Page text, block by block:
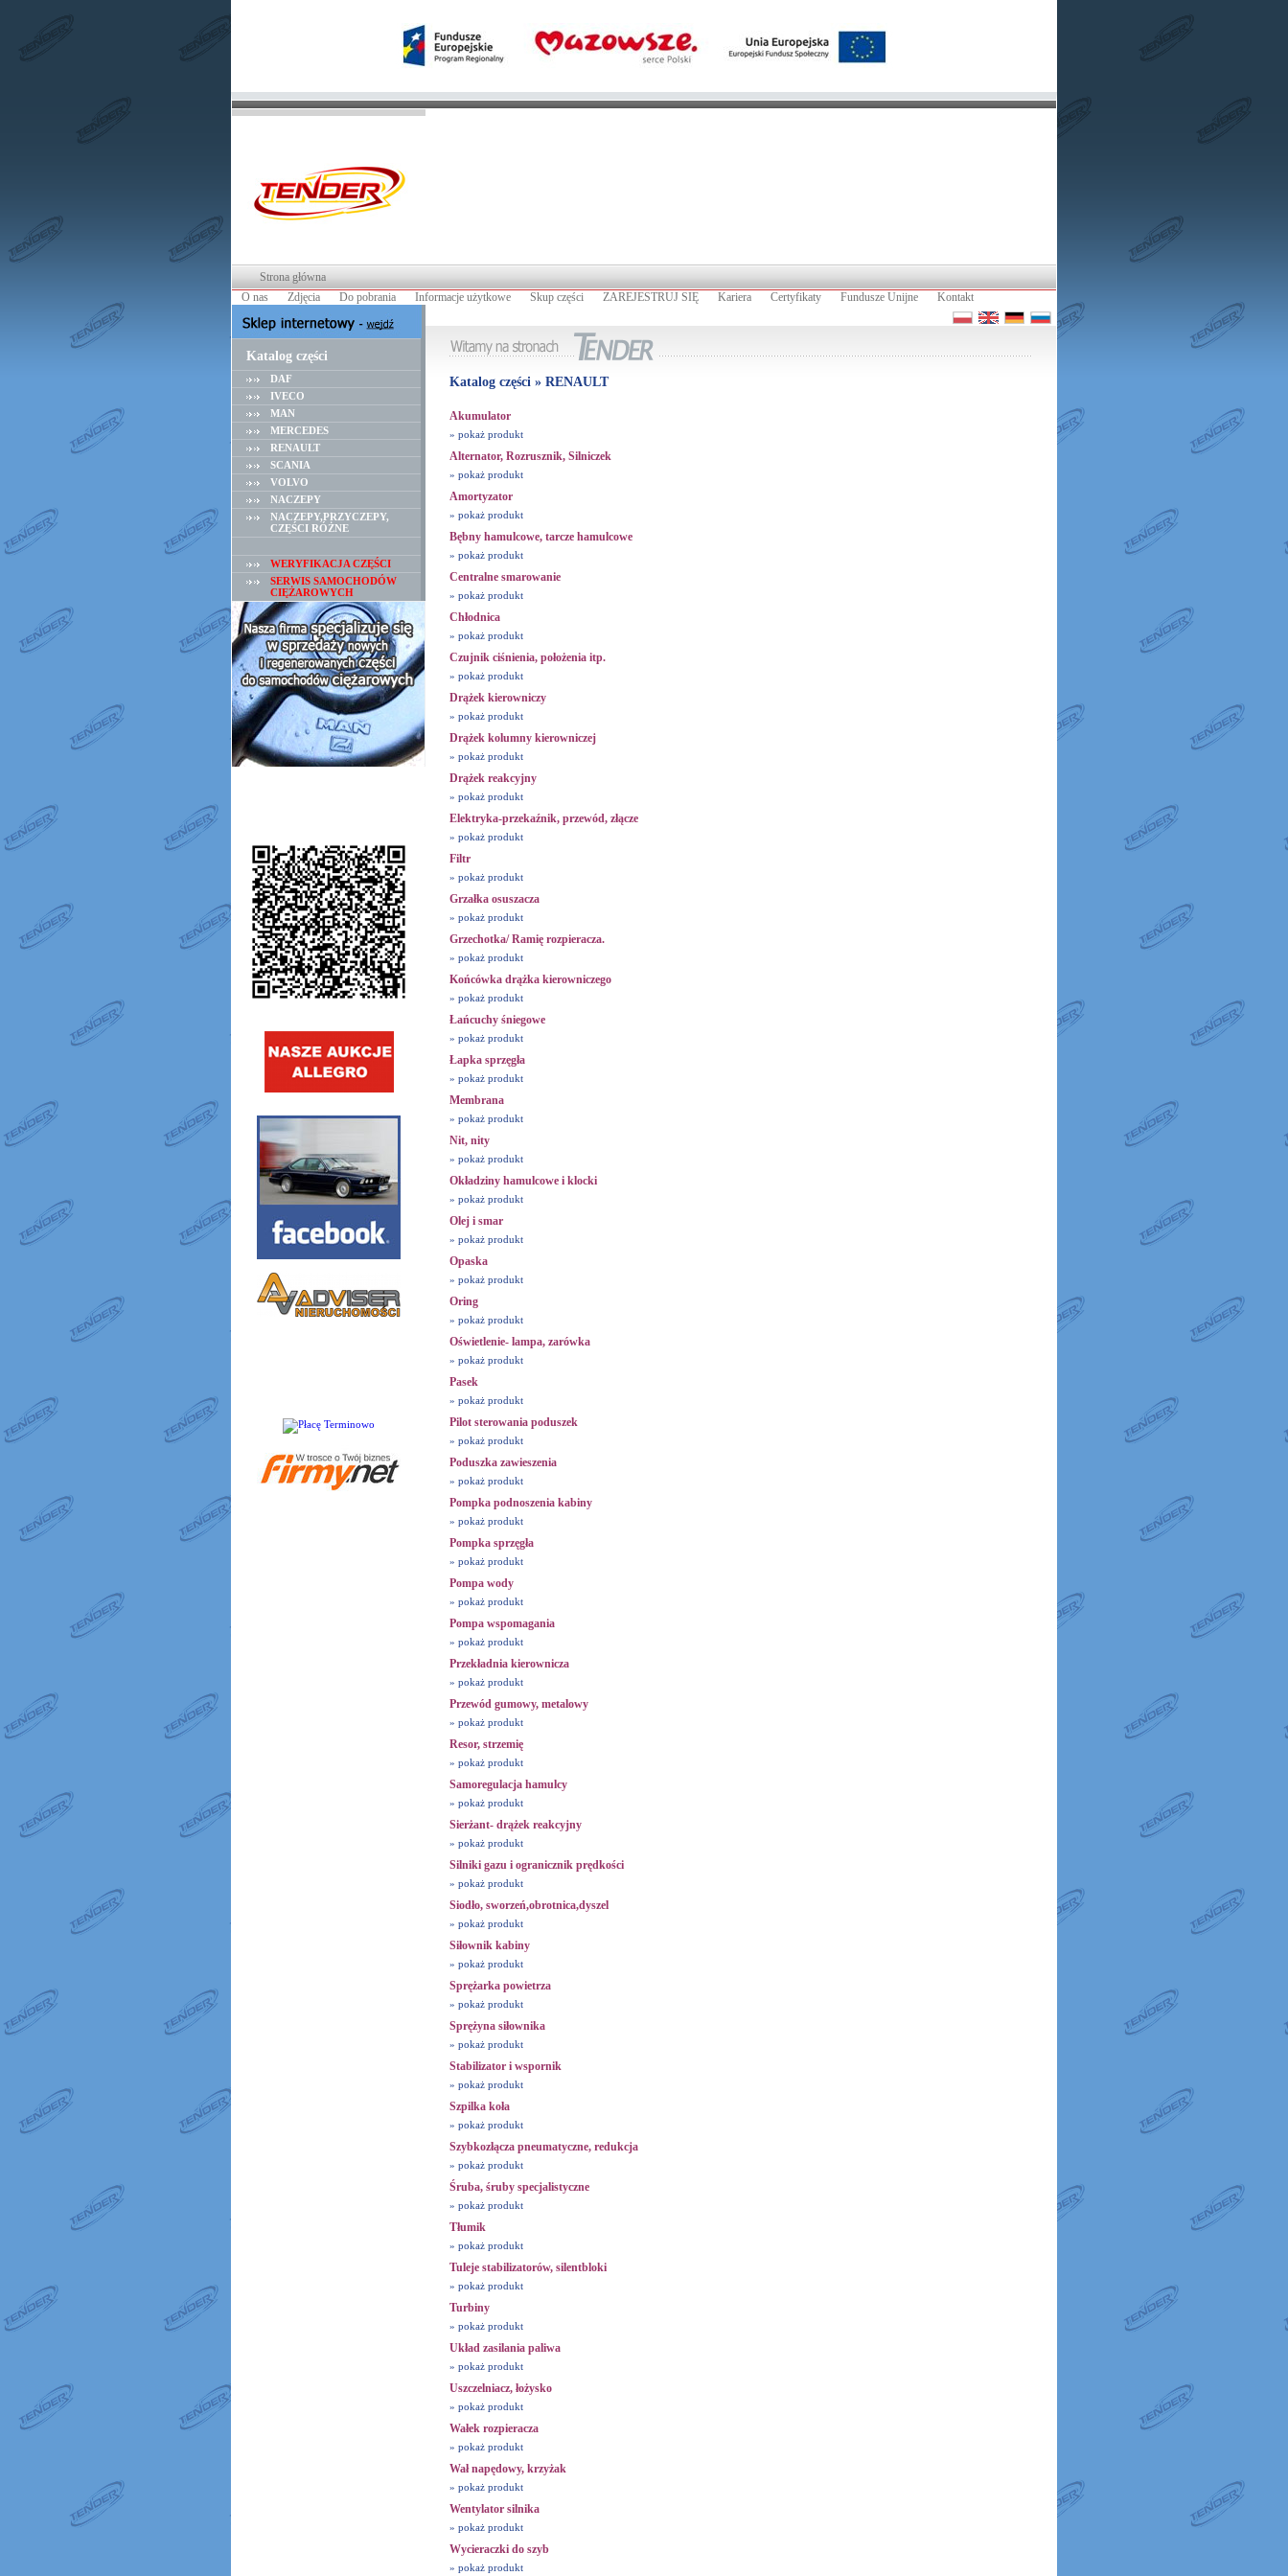
Strona główna
O nas
Zdjęcia Do pobrania Informacje użytkowe Skup części ZAREJESTRUJ SIĘ Kariera Certyfikaty Fundusze Unijne Kontakt
Katalog części
DAF
IVECO
MAN
MERCEDES
RENAULT
SCANIA
VOLVO
NACZEPY
NACZEPY,PRZYCZEPY,
CZĘŚCI RÓŻNE
WERYFIKACJA CZĘŚCI
SERWIS SAMOCHODÓW
CIĘŻAROWYCH
Katalog części » RENAULT
Akumulator
» pokaż produkt
Alternator, Rozrusznik, Silniczek
» pokaż produkt
Amortyzator
» pokaż produkt
Bębny hamulcowe, tarcze hamulcowe
» pokaż produkt
Centralne smarowanie
» pokaż produkt
Chłodnica
» pokaż produkt
Czujnik ciśnienia, położenia itp.
» pokaż produkt
Drążek kierowniczy
» pokaż produkt
Drążek kolumny kierowniczej
» pokaż produkt
Drążek reakcyjny
» pokaż produkt
Elektryka-przekaźnik, przewód, złącze
» pokaż produkt
Filtr
» pokaż produkt
Grzałka osuszacza
» pokaż produkt
Grzechotka/ Ramię rozpieracza.
» pokaż produkt
Końcówka drążka kierowniczego
» pokaż produkt
Łańcuchy śniegowe
» pokaż produkt
Łapka sprzęgła
» pokaż produkt
Membrana
» pokaż produkt
Nit, nity
» pokaż produkt
Okładziny hamulcowe i klocki
» pokaż produkt
Olej i smar
» pokaż produkt
Opaska
» pokaż produkt
Oring
» pokaż produkt
Oświetlenie- lampa, zarówka
» pokaż produkt
Pasek
» pokaż produkt
Pilot sterowania poduszek
» pokaż produkt
Poduszka zawieszenia
» pokaż produkt
Pompka podnoszenia kabiny
» pokaż produkt
Pompka sprzęgła
» pokaż produkt
Pompa wody
» pokaż produkt
Pompa wspomagania
» pokaż produkt
Przekładnia kierownicza
» pokaż produkt
Przewód gumowy, metalowy
» pokaż produkt
Resor, strzemię
» pokaż produkt
Samoregulacja hamulcy
» pokaż produkt
Sierżant- drążek reakcyjny
» pokaż produkt
Silniki gazu i ogranicznik prędkości
» pokaż produkt
Siodło, sworzeń,obrotnica,dyszel
» pokaż produkt
Siłownik kabiny
» pokaż produkt
Sprężarka powietrza
» pokaż produkt
Sprężyna siłownika
» pokaż produkt
Stabilizator i wspornik
» pokaż produkt
Szpilka koła
» pokaż produkt
Szybkozłącza pneumatyczne, redukcja
» pokaż produkt
Śruba, śruby specjalistyczne
» pokaż produkt
Tłumik
» pokaż produkt
Tuleje stabilizatorów, silentbloki
» pokaż produkt
Turbiny
» pokaż produkt
Układ zasilania paliwa
» pokaż produkt
Uszczelniacz, łożysko
» pokaż produkt
Wałek rozpieracza
» pokaż produkt
Wał napędowy, krzyżak
» pokaż produkt
Wentylator silnika
» pokaż produkt
Wycieraczki do szyb
» pokaż produkt